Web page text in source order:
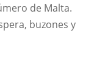
de Malta.
buzones y